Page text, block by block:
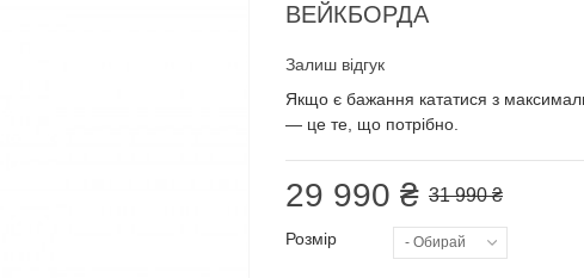
ВЕЙКБОРДА
Залиш відгук
Якщо є бажання кататися з
— це те, що потрібно.
29 990 ₴ 31 990 ₴
Розмір - Обирай